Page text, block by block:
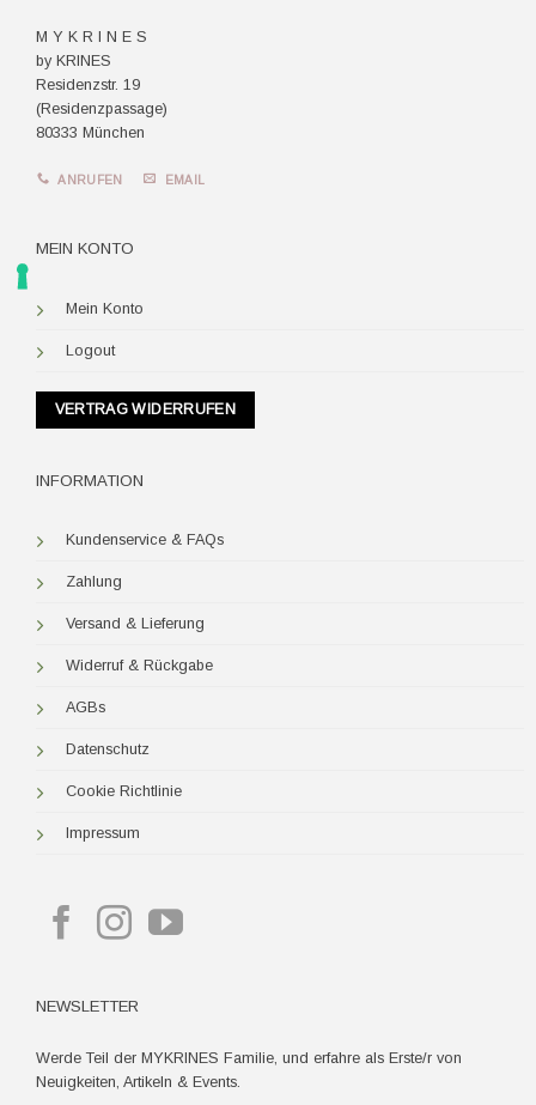
M Y K R I N E S
by KRINES
Residenzstr. 19
(Residenzpassage)
80333 München
ANRUFEN EMAIL
MEIN KONTO
Mein Konto
Logout
VERTRAG WIDERRUFEN
INFORMATION
Kundenservice & FAQs
Zahlung
Versand & Lieferung
Widerruf & Rückgabe
AGBs
Datenschutz
Cookie Richtlinie
Impressum
NEWSLETTER
Werde Teil der MYKRINES Familie, und erfahre als Erste/r von
Neuigkeiten, Artikeln & Events.